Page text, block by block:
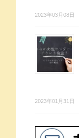
2023年03月08日
2023年01月31日